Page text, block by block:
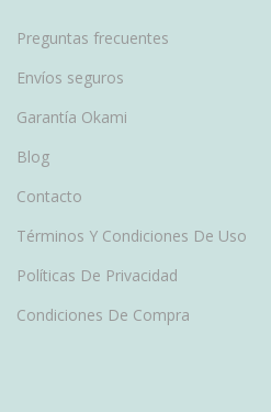
Preguntas frecuentes
Envíos seguros
Garantía Okami
Blog
Contacto
Términos Y Condiciones De Uso
Políticas De Privacidad
Condiciones De Compra